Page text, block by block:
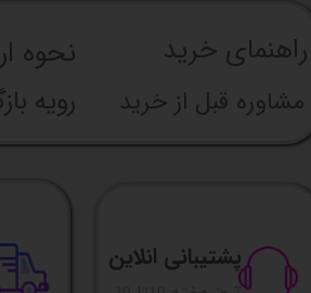
راهنما​​​​​​​​​​​​​​ی خرید نحوه
مشاوره قبل از خرید رویه
پشتیبانی انلاین